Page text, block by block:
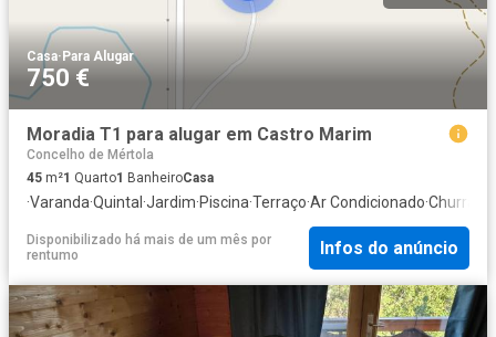
Casa·Para Alugar
750 €
Moradia T1 para alugar em Castro Marim
Concelho de Mértola
45 m²1 Quarto1 BanheiroCasa
·Varanda·Quintal ·Jardim·Piscina·Terraço·Ar Condicionado·
Disponibilizado há mais de um mês por
rentumo
Infos do anúncio